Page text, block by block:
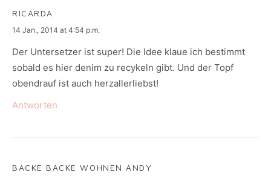
RICARDA
says:
14 Jan., 2014 at 4:54 p.m.
Der Untersetzer ist super! Die Idee klaue ich bestimmt
sobald es hier denim zu recykeln gibt. Und der Topf
obendrauf ist auch herzallerliebst!
Antworten
BACKE BACKE WOHNEN ANDY